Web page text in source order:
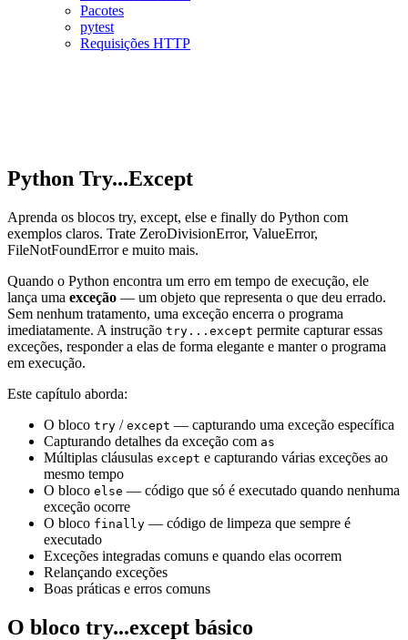
Pacotes
pytest
Requisições HTTP
Python Try...Except
Aprenda os blocos try, except, else e finally do Python com
exemplos claros. Trate ZeroDivisionError, ValueError,
FileNotFoundError e muito mais.
Quando o Python encontra um erro em tempo de execução, ele
lança uma exceção — um objeto que representa o que deu errado.
Sem nenhum tratamento, uma exceção encerra o programa
imediatamente. A instrução try...except permite capturar essas
exceções, responder a elas de forma elegante e manter o programa
em execução.
Este capítulo aborda:
O bloco try / except — capturando uma exceção específica
Capturando detalhes da exceção com as
Múltiplas cláusulas except e capturando várias exceções ao
mesmo tempo
O bloco else — código que só é executado quando nenhuma
exceção ocorre
O bloco finally — código de limpeza que sempre é
executado
Exceções integradas comuns e quando elas ocorrem
Relançando exceções
Boas práticas e erros comuns
O bloco try...except básico